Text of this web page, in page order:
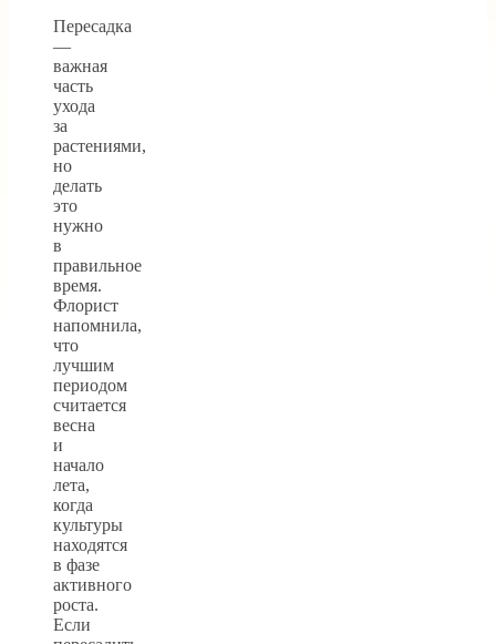
Пересадка
—
важная
часть
ухода
за
растениями,
но
делать
это
нужно
в
правильное
время.
Флорист
напомнила,
что
лучшим
периодом
считается
весна
и
начало
лета,
когда
культуры
находятся
в фазе
активного
роста.
Если